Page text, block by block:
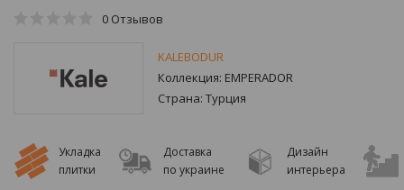
0 Отзывов
KALEBODUR
Коллекция: EMPERADOR
Страна: Турция
Укладка
плитки
Доставка
по украине
Дизайн
интерьера